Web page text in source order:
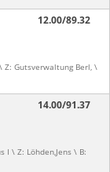
Z: Gutsverwaltung Berl, \
12.00/89.32
I \ Z: Löhden,Jens \ B:
14.00/91.37